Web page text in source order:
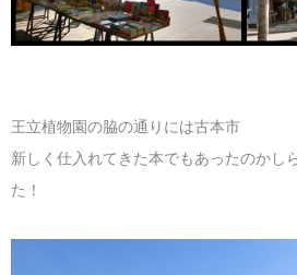
王立植物園の脇の通りには古本市
新しく仕入れてきた本でもあったのかし
た！